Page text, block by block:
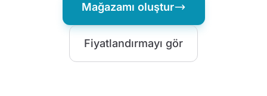
Mağazamı oluştur
Fiyatlandırmayı gör